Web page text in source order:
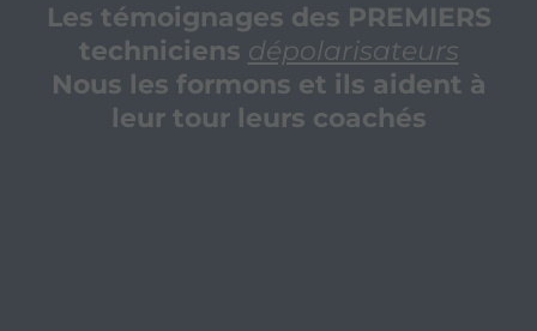
Les témoignages des PREMIERS
techniciens dépolarisateurs
Nous les formons et ils aident à
leur tour leurs coachés